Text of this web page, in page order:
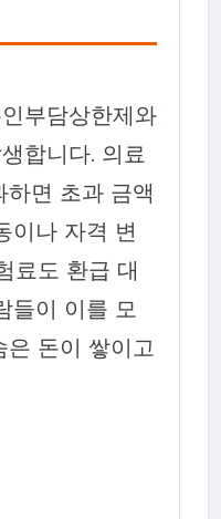
부담상한제와
합니다. 의료
면 초과 금액
이나 자격 변
료도 환급 대
들이 이를 모
은 돈이 쌓이고